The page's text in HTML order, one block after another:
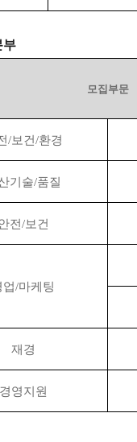
부
모집부문
/보건/환경
기술/품질
전/보건
업/마케팅
재경
경영지원